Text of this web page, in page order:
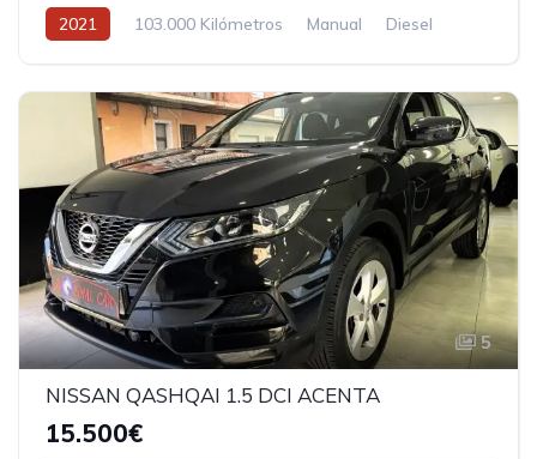
2021 103.000 Kilómetros Manual Diesel
5
NISSAN QASHQAI 1.5 DCI ACENTA
15.500€